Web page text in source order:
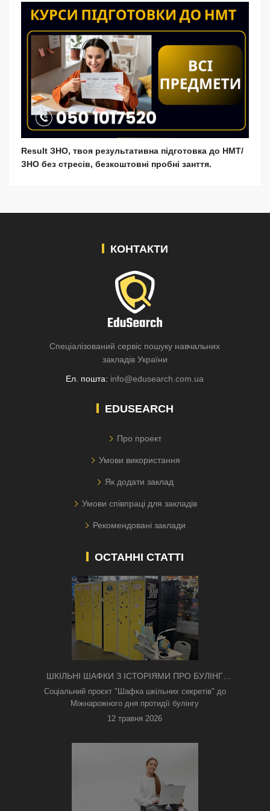
Result ЗНО, твоя результативна підготовка до НМТ/
ЗНО без стресів, безкоштовні пробні занття.
КОНТАКТИ
Спеціалізований сервіс пошуку навчальних
закладів України
Ел. пошта: info@edusearch.com.ua
EDUSEARCH
Про проект
Умови використання
Як додати заклад
Умови співпраці для закладів
Рекомендовані заклади
ОСТАННІ СТАТТІ
ШКІЛЬНІ ШАФКИ З ІСТОРІЯМИ ПРО БУЛІНГ
З'ЯВИЛИСЯ В КИЄВІ
Соціальний проєкт "Шафка шкільних секретів" до
Міжнарожного дня протидії булінгу
12 травня 2026